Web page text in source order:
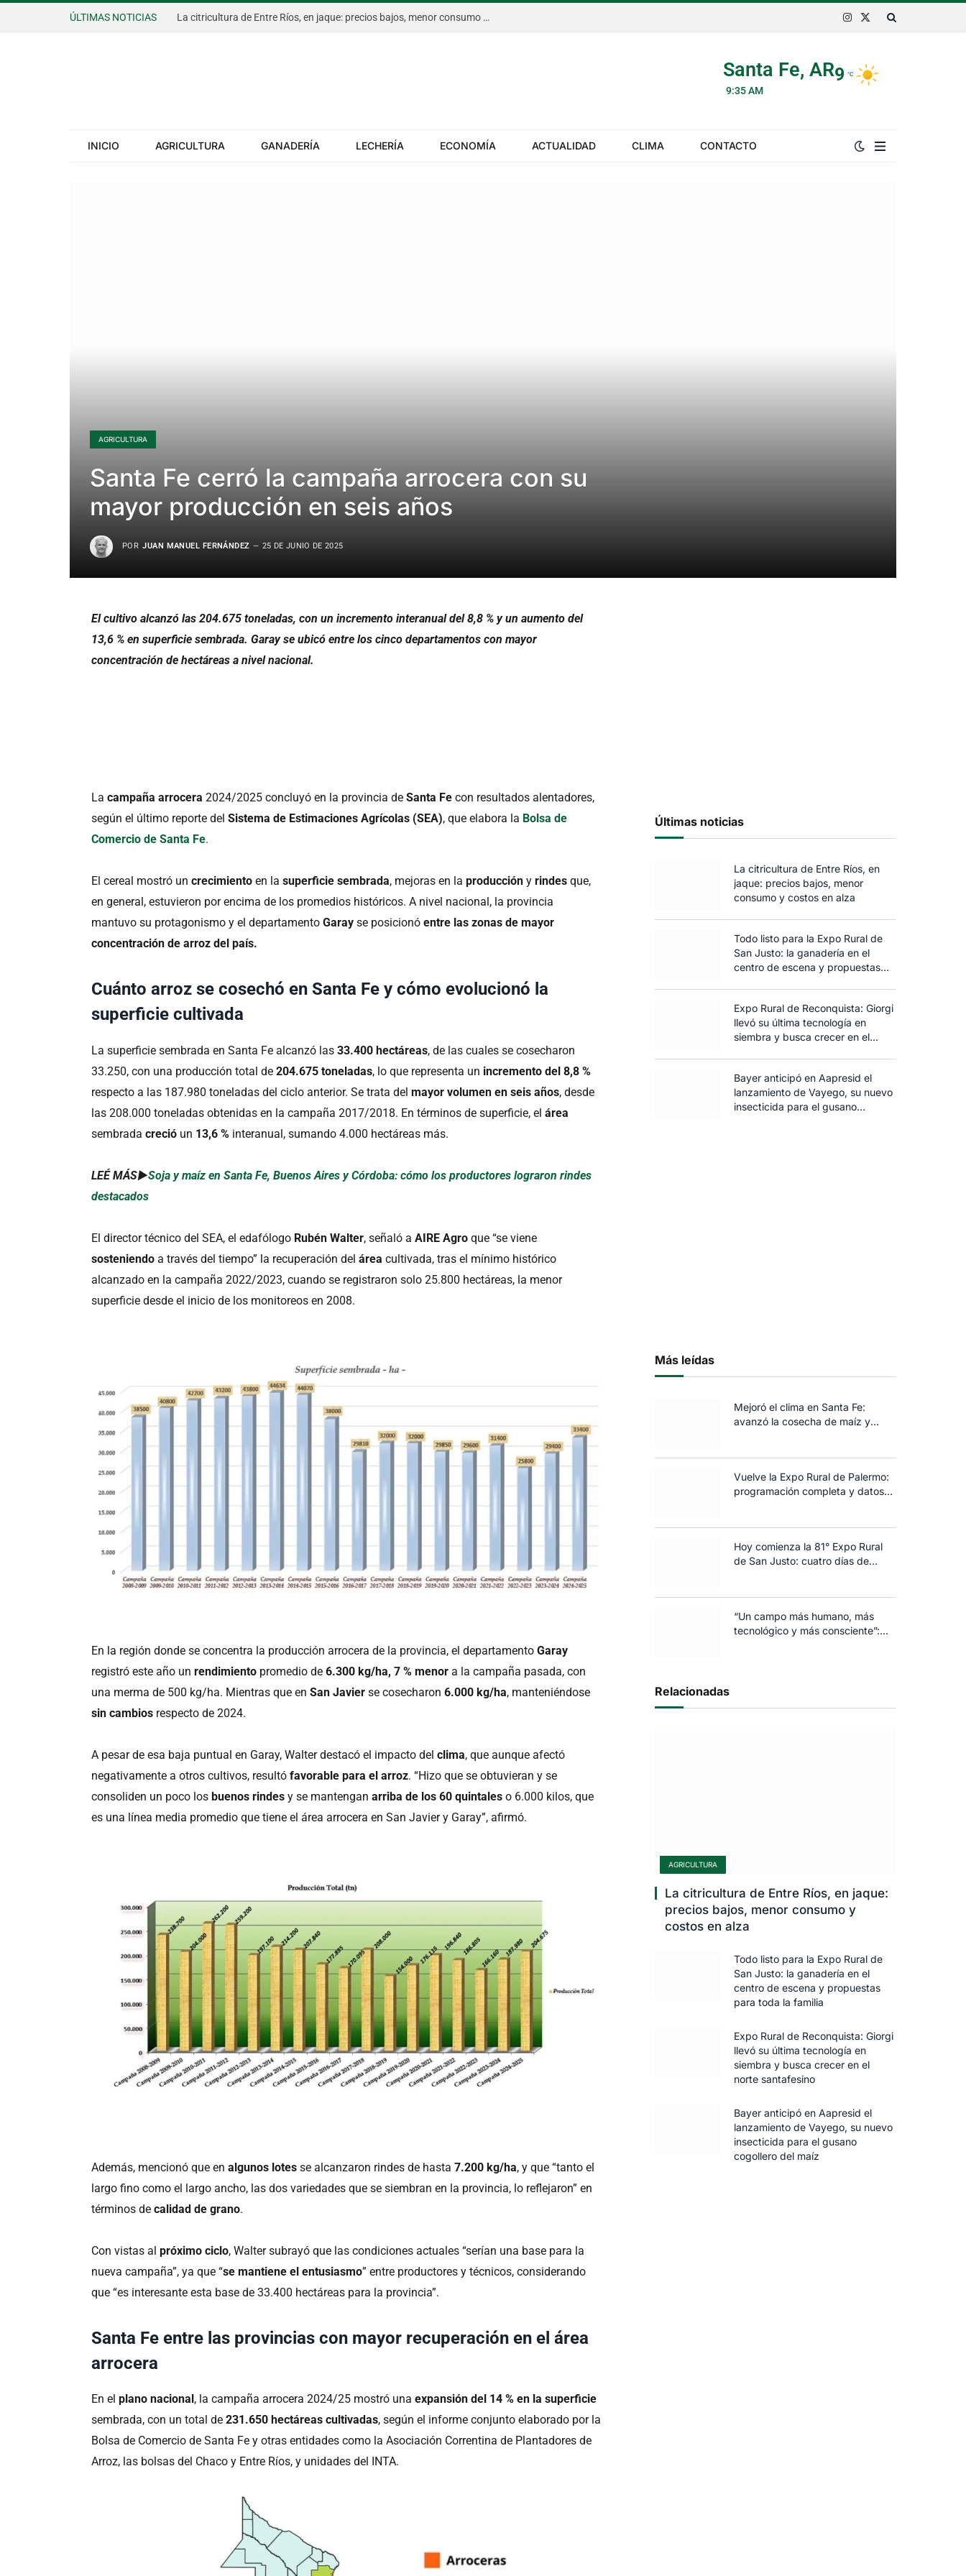
ÚLTIMAS NOTICIAS La citricultura de Entre Ríos, en jaque: precios bajos, menor consumo y costos en alza
Instagram
X
Santa Fe, AR
9:35 AM
9 °C
INICIO AGRICULTURA GANADERÍA LECHERÍA ECONOMÍA ACTUALIDAD CLIMA CONTACTO
AGRICULTURA
Santa Fe cerró la campaña arrocera con su
mayor producción en seis años
POR JUAN MANUEL FERNÁNDEZ 25 DE JUNIO DE 2025
El cultivo alcanzó las 204.675 toneladas, con un incremento interanual del 8,8 % y un aumento del
13,6 % en superficie sembrada. Garay se ubicó entre los cinco departamentos con mayor
concentración de hectáreas a nivel nacional.
Lacampaña arrocera 2024/2025 concluyó en la provincia deSanta Fecon resultados alentadores,
según el último reporte delSistema de Estimaciones Agrícolas (SEA), que elabora la Bolsa de
Comercio de Santa Fe.
El cereal mostró uncrecimientoen lasuperficie sembrada, mejoras en laproducciónyrindesque,
en general, estuvieron por encima de los promedios históricos. A nivel nacional, la provincia
mantuvo su protagonismo y el departamentoGarayse posicionóentre las zonas de mayor
concentración de arroz del país.
Cuánto arroz se cosechó en Santa Fe y cómo evolucionó la
superficie cultivada
La superficie sembrada en Santa Fe alcanzó las33.400 hectáreas, de las cuales se cosecharon
33.250, con una producción total de204.675 toneladas, lo que representa un incremento del 8,8 %
respecto a las 187.980 toneladas del ciclo anterior. Se trata delmayor volumen en seis años, desde
las 208.000 toneladas obtenidas en la campaña 2017/2018. En términos de superficie, elárea
sembradacreció un 13,6 % interanual, sumando 4.000 hectáreas más.
LEÉ MÁS►Soja y maíz en Santa Fe, Buenos Aires y Córdoba: cómo los productores lograron rindes
destacados
El director técnico del SEA, el edafólogo Rubén Walter, señaló aAIRE Agro que “se viene
sosteniendoa través del tiempo” la recuperación deláreacultivada, tras el mínimo histórico
alcanzado en la campaña 2022/2023, cuando se registraron solo 25.800 hectáreas, la menor
superficie desde el inicio de los monitoreos en 2008.
En la región donde se concentra la producción arrocera de la provincia, el departamentoGaray
registró este año unrendimiento promedio de6.300 kg/ha, 7 % menora la campaña pasada, con
una merma de 500 kg/ha. Mientras que enSan Javier se cosecharon6.000 kg/ha, manteniéndose
sin cambios respecto de 2024.
A pesar de esa baja puntual en Garay, Walter destacó el impacto delclima, que aunque afectó
negativamente a otros cultivos, resultófavorable para el arroz. “Hizo que se obtuvieran y se
consoliden un poco losbuenos rindesy se mantenganarriba de los 60 quintales o 6.000 kilos, que
es una línea media promedio que tiene el área arrocera en San Javier y Garay”, afirmó.
Además, mencionó que enalgunos lotes se alcanzaron rindes de hasta7.200 kg/ha, y que “tanto el
largo fino como el largo ancho, las dos variedades que se siembran en la provincia, lo reflejaron” en
términos decalidad de grano.
Con vistas alpróximo ciclo, Walter subrayó que las condiciones actuales “serían una base para la
nueva campaña”, ya que “se mantiene el entusiasmo” entre productores y técnicos, considerando
que “es interesante esta base de 33.400 hectáreas para la provincia”.
Santa Fe entre las provincias con mayor recuperación en el área
arrocera
En elplano nacional , la campaña arrocera 2024/25 mostró una expansión del 14 % en la superficie
sembrada, con un total de231.650 hectáreas cultivadas, según el informe conjunto elaborado por la
Bolsa de Comercio de Santa Fe y otras entidades como la Asociación Correntina de Plantadores de
Arroz, las bolsas del Chaco y Entre Ríos, y unidades del INTA.
Últimas noticias
La citricultura de Entre Ríos, en
jaque: precios bajos, menor
consumo y costos en alza
Todo listo para la Expo Rural de
San Justo: la ganadería en el
centro de escena y propuestas
Expo Rural de Reconquista: Giorgi
llevó su última tecnología en
siembra y busca crecer en el
Bayer anticipó en Aapresid el
lanzamiento de Vayego, su nuevo
insecticida para el gusano
Más leídas
Mejoró el clima en Santa Fe:
avanzó la cosecha de maíz y
Vuelve la Expo Rural de Palermo:
programación completa y datos
Hoy comienza la 81° Expo Rural
de San Justo: cuatro días de
“Un campo más humano, más
tecnológico y más consciente”:
Relacionadas
AGRICULTURA
La citricultura de Entre Ríos, en jaque:
precios bajos, menor consumo y
costos en alza
Todo listo para la Expo Rural de
San Justo: la ganadería en el
centro de escena y propuestas
para toda la familia
Expo Rural de Reconquista: Giorgi
llevó su última tecnología en
siembra y busca crecer en el
norte santafesino
Bayer anticipó en Aapresid el
lanzamiento de Vayego, su nuevo
insecticida para el gusano
cogollero del maíz